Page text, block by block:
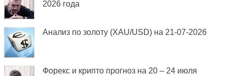
2026 года
Анализ по золоту (XAU/USD) на 21-07-2026
Форекс и крипто прогноз на 20 – 24 июля